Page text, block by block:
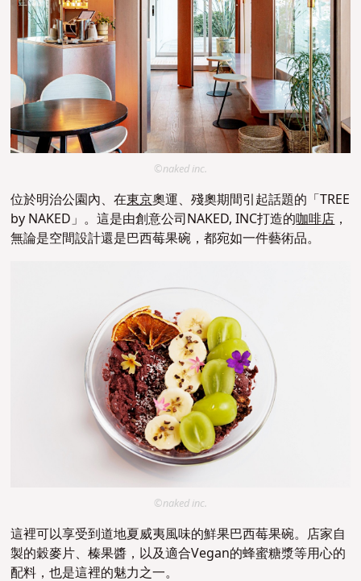
©naked inc.
位於明治公園內、在東京奧運、殘奧期間引起話題的「TREE
by NAKED」。這是由創意公司NAKED, INC打造的咖啡店，
無論是空間設計還是巴西莓果碗，都宛如一件藝術品。
©naked inc.
這裡可以享受到道地夏威夷風味的鮮果巴西莓果碗。店家自
製的穀麥片、榛果醬，以及適合Vegan的蜂蜜糖漿等用心的
配料，也是這裡的魅力之一。